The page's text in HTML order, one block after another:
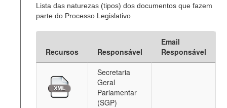
Lista das naturezas (tipos) dos documentos que fazem
parte do Processo Legislativo
Recursos Responsável
Email
Responsável
Secretaria
Geral
Parlamentar
(SGP)